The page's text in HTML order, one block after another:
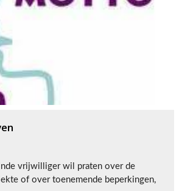
vrijwilliger wil praten over de
of over toenemende beperkingen,